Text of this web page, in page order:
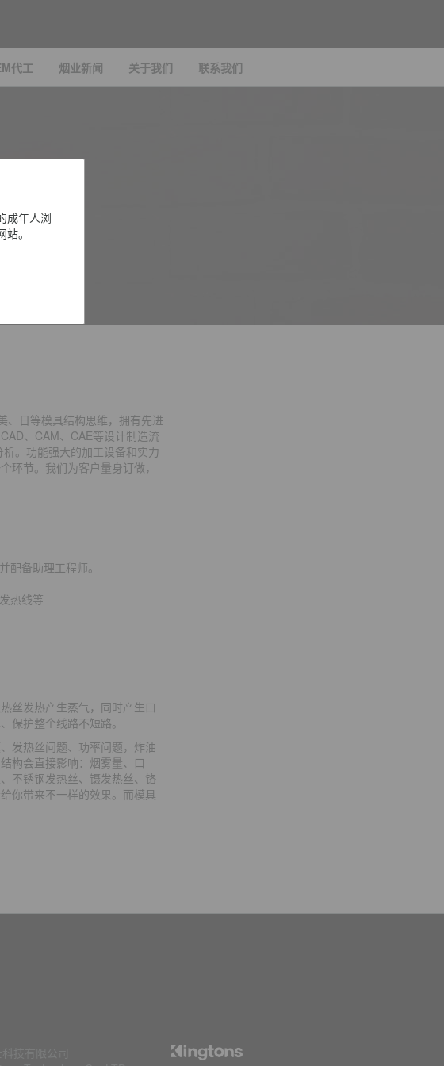
代工 烟业新闻 关于我们 联系我们
、日等模具结构思维，拥有先进
、CAM、CAE等设计制造流
。功能强大的加工设备和实力
环节。我们为客户量身订做，
配备助理工程师。
热线等
丝发热产生蒸气，同时产生口
保护整个线路不短路。
发热丝问题、功率问题，炸油
构会直接影响：烟雾量、口
不锈钢发热丝、镊发热丝、铬
你带来不一样的效果。而模具
成年人浏
。